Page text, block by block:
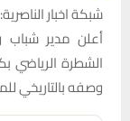
شبكة اخبار الناصرية:
أعلن مدير شباب
الشطرة الرياضي
وصفه بالتاريخي